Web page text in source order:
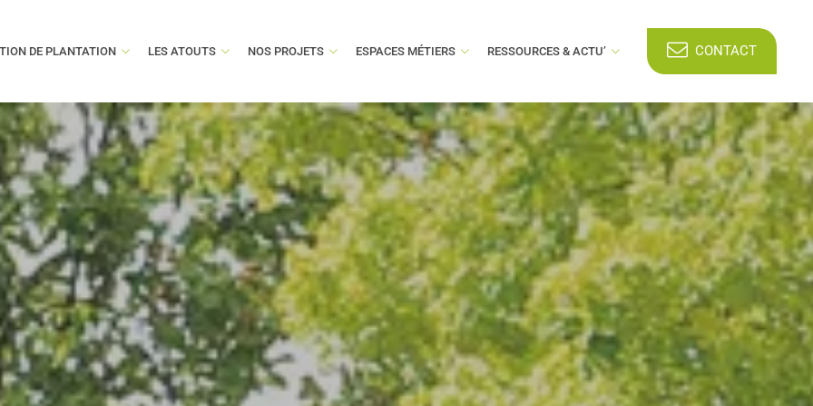
DE PLANTATION LES ATOUTS NOS PROJETS ESPACES MÉTIERS RESSOURCES & ACTU’ CONTACT